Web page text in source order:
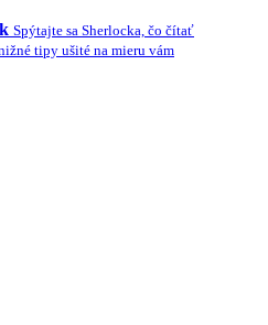
Spýtajte sa Sherlocka, čo čítať
tipy ušité na mieru vám